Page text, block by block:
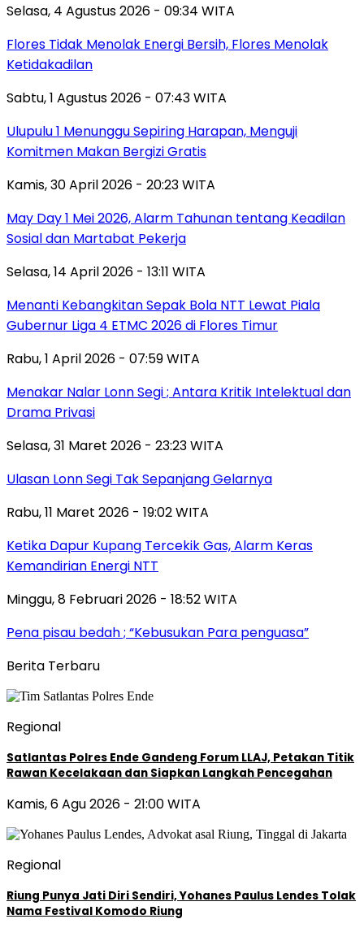
Selasa, 4 Agustus 2026 - 09:34 WITA
Flores Tidak Menolak Energi Bersih, Flores Menolak
Ketidakadilan
Sabtu, 1 Agustus 2026 - 07:43 WITA
Ulupulu 1 Menunggu Sepiring Harapan, Menguji
Komitmen Makan Bergizi Gratis
Kamis, 30 April 2026 - 20:23 WITA
May Day 1 Mei 2026, Alarm Tahunan tentang Keadilan
Sosial dan Martabat Pekerja
Selasa, 14 April 2026 - 13:11 WITA
Menanti Kebangkitan Sepak Bola NTT Lewat Piala
Gubernur Liga 4 ETMC 2026 di Flores Timur
Rabu, 1 April 2026 - 07:59 WITA
Menakar Nalar Lonn Segi ; Antara Kritik Intelektual dan
Drama Privasi
Selasa, 31 Maret 2026 - 23:23 WITA
Ulasan Lonn Segi Tak Sepanjang Gelarnya
Rabu, 11 Maret 2026 - 19:02 WITA
Ketika Dapur Kupang Tercekik Gas, Alarm Keras
Kemandirian Energi NTT
Minggu, 8 Februari 2026 - 18:52 WITA
Pena pisau bedah ; “Kebusukan Para penguasa”
Berita Terbaru
Regional
Satlantas Polres Ende Gandeng Forum LLAJ, Petakan Titik
Rawan Kecelakaan dan Siapkan Langkah Pencegahan
Kamis, 6 Agu 2026 - 21:00 WITA
Regional
Riung Punya Jati Diri Sendiri, Yohanes Paulus Lendes Tolak
Nama Festival Komodo Riung